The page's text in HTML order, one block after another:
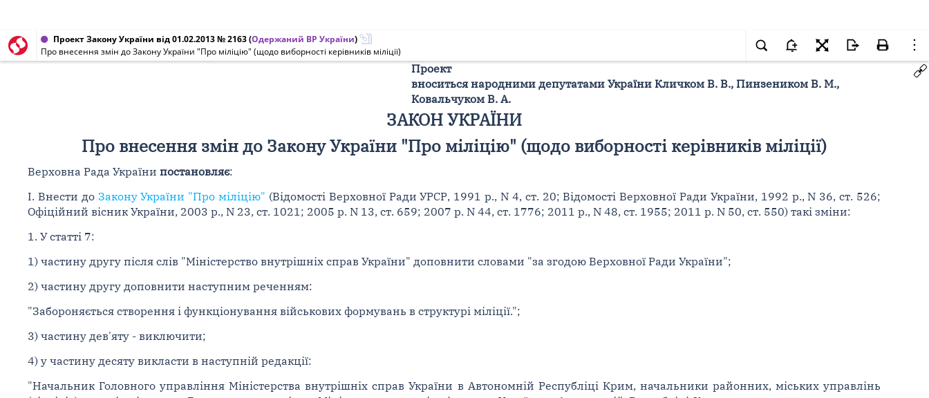
Проект Закону України від 01.02.2013 № 2163(Одержаний ВР України)
Про внесення змін до Закону України "Про міліцію" (щодо виборності керівників міліції)